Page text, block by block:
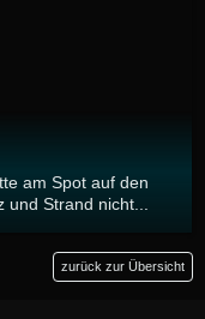
am Spot auf den
und Strand nicht...
zurück zur Übersicht